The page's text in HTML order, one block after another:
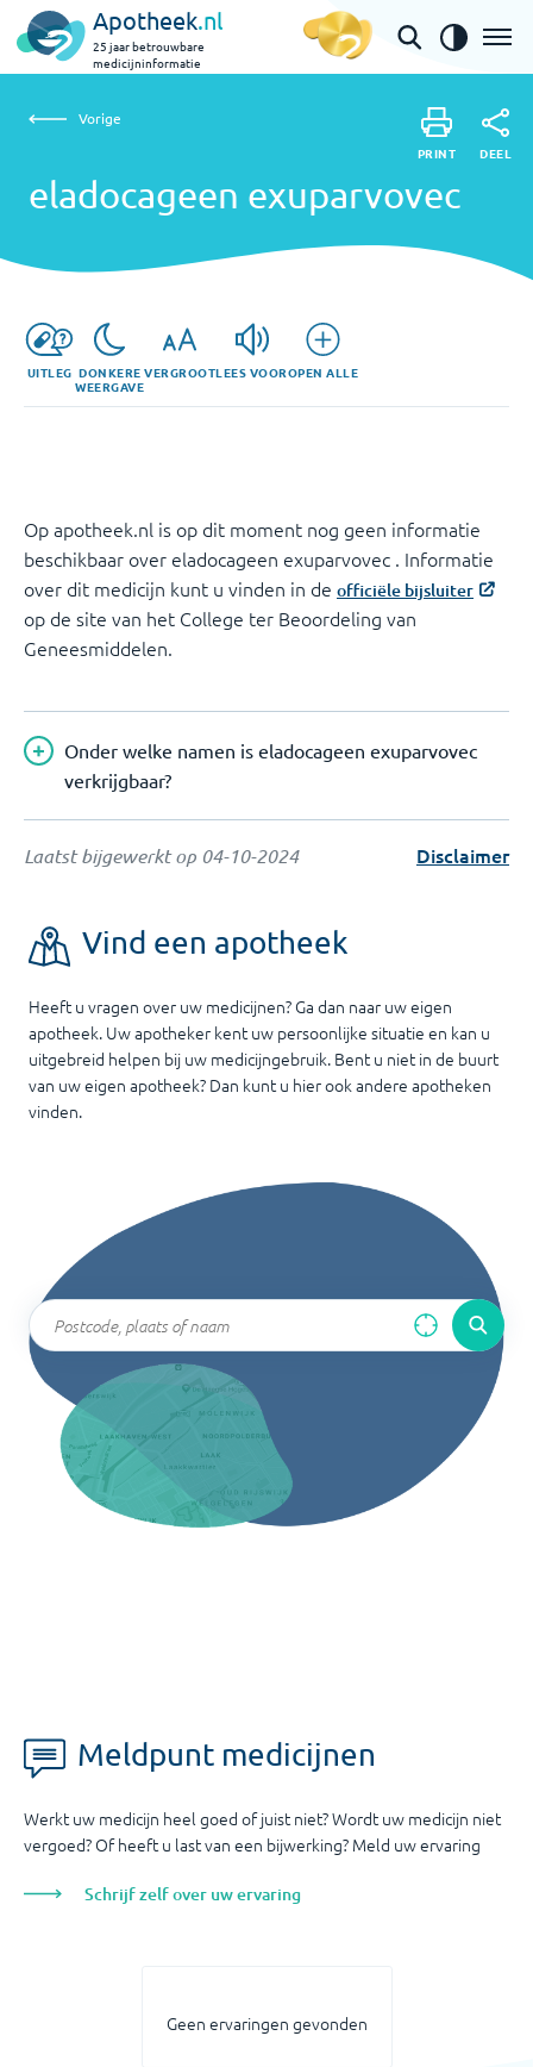
Apotheek.nl
25 jaar betrouwbare
medicijninformatie
eladocageen exuparvovec
Vorige
eladocageen exuparvovec
PRINT DEEL
UITLEG DONKERE
WEERGAVE
VERGROOTLEES VOOROPEN ALLE
Op apotheek.nl is op dit moment nog geen informatie
beschikbaar over eladocageen exuparvovec . Informatie
over dit medicijn kunt u vinden in de officiële bijsluiter
op de site van het College ter Beoordeling van
Geneesmiddelen.
Onder welke namen is eladocageen exuparvovec
verkrijgbaar?
Laatst bijgewerkt op 04-10-2024 Disclaimer
Vind een apotheek
Heeft u vragen over uw medicijnen? Ga dan naar uw eigen
apotheek. Uw apotheker kent uw persoonlijke situatie en kan u
uitgebreid helpen bij uw medicijngebruik. Bent u niet in de buurt
van uw eigen apotheek? Dan kunt u hier ook andere apotheken
vinden.
Meldpunt medicijnen
Werkt uw medicijn heel goed of juist niet? Wordt uw medicijn niet
vergoed? Of heeft u last van een bijwerking? Meld uw ervaring
Schrijf zelf over uw ervaring
Geen ervaringen gevonden